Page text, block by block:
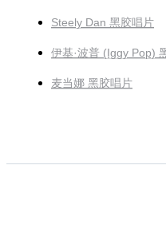
Steely Dan 黑胶唱片
伊基·波普 (Iggy Pop)
麦当娜 黑胶唱片